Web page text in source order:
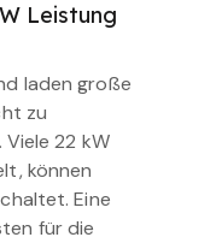
Leistung
laden große
zu
22 kW
können
Eine
für die